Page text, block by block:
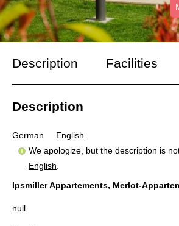
Description Facilities
Description
German
English
We apologize, but the description is
English.
Ipsmiller Appartements, Merlot-
null